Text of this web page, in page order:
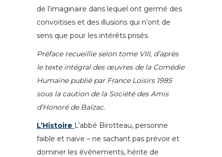
de l’imaginaire dans lequel ont germé des
convoitises et des illusions qui n’ont de
sens que pour les intérêts prisés.
Préface recueillie selon tome VIII, d’après
le texte intégral des œuvres de la Comédie
Humaine publié par France Loisirs 1985
sous la caution de la Société des Amis
d’Honoré de Balzac.
L’Histoire L’abbé Birotteau, personne
faible et naïve – ne sachant pas prévoir et
dominer les événements, hérite de